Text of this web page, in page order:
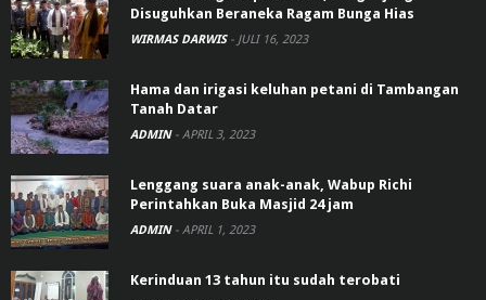
Disuguhkan Beraneka Ragam Bunga Hias
WIRMAS DARWIS - JULI 16, 2023
Hama dan irigasi keluhan petani di Tambangan
Tanah Datar
ADMIN - APRIL 3, 2023
Lenggang suara anak-anak, Wabup Richi
Perintahkan Buka Masjid 24 jam
ADMIN - APRIL 1, 2023
Kerinduan 13 tahun itu sudah terobati